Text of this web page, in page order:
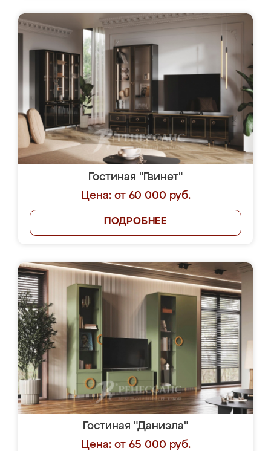
Гостиная "Гвинет"
Цена: от 60 000 руб.
ПОДРОБНЕЕ
Гостиная "Даниэла"
Цена: от 65 000 руб.